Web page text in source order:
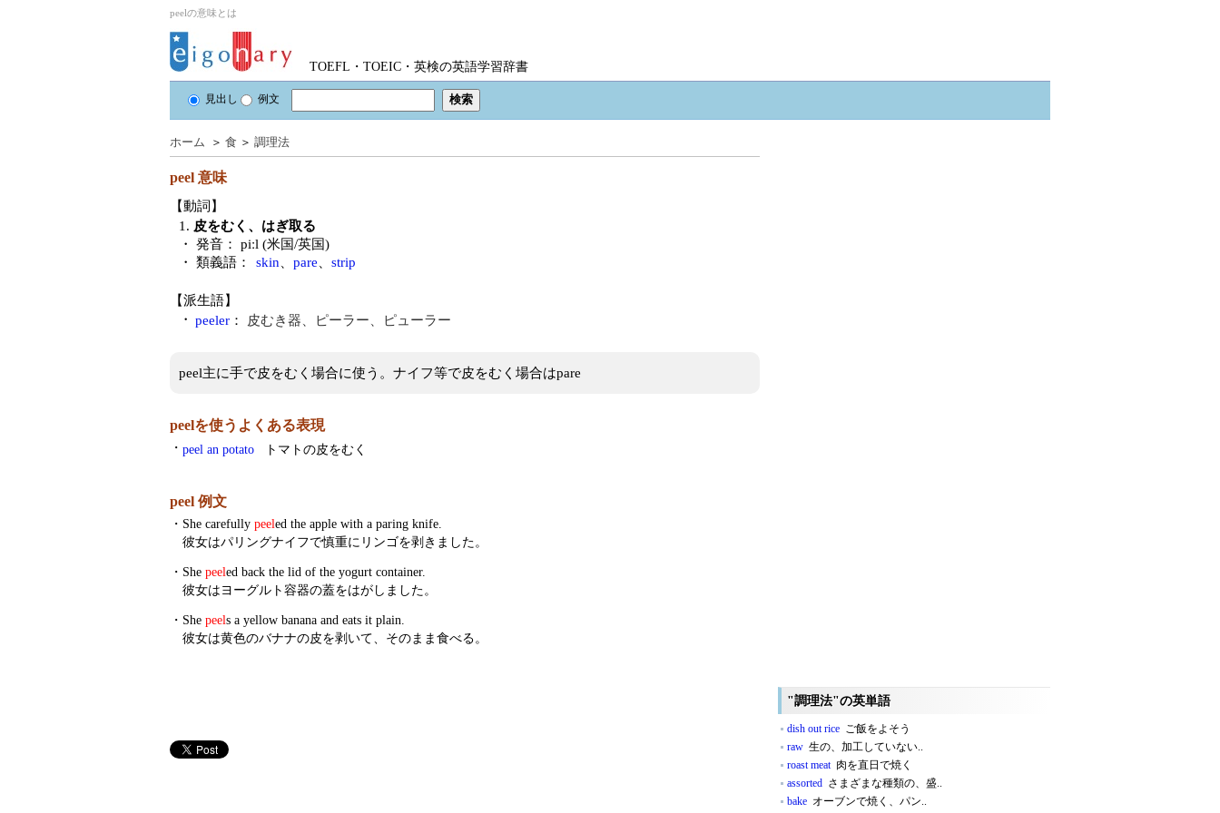
peelの意味とは
TOEFL・TOEIC・英検の英語学習辞書
見出し 例文
ホーム ＞ 食 ＞ 調理法
peel 意味
【動詞】
1. 皮をむく、はぎ取る
・ 発音：
piːl (米国/英国)
・ 類義語：
skin pare strip
【派生語】
・ peeler ： 皮むき器、ピーラー、ピューラー
peel主に手で皮をむく場合に使う。ナイフ等で皮をむく場合はpare
peelを使うよくある表現
・ peel an potato トマトの皮をむく
peel 例文
・ She carefully peeled the apple with a paring knife.
彼女はパリングナイフで慎重にリンゴを剥きました。
・ She peeled back the lid of the yogurt container.
彼女はヨーグルト容器の蓋をはがしました。
・ She peels a yellow banana and eats it plain.
彼女は黄色のバナナの皮を剥いて、そのまま食べる。
"調理法"の英単語
dish out rice ご飯をよそう
raw 生の、加工していない..
roast meat肉を直日で焼く
assorted さまざまな種類の、盛..
bake オーブンで焼く、パン..